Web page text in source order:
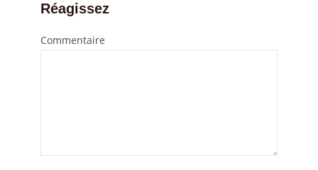
Réagissez
Commentaire